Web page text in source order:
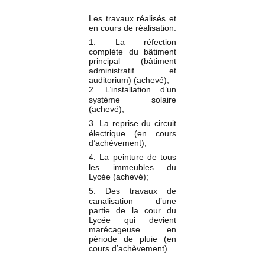
Les travaux réalisés et
en cours de réalisation:
1. La réfection
complète du bâtiment
principal (bâtiment
administratif et
auditorium) (achevé);
2. L’installation d’un
système solaire
(achevé);
3. La reprise du circuit
électrique (en cours
d’achèvement);
4. La peinture de tous
les immeubles du
Lycée (achevé);
5. Des travaux de
canalisation d’une
partie de la cour du
Lycée qui devient
marécageuse en
période de pluie (en
cours d’achèvement).